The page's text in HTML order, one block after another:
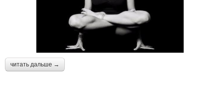
читать дальше →